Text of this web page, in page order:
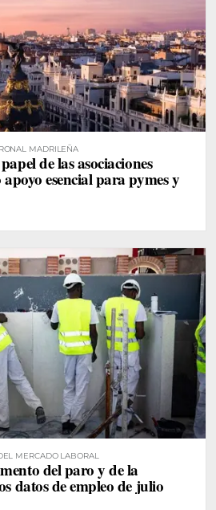
MADRILEÑA
de las asociaciones
esencial para pymes y
MERCADO LABORAL
del paro y de la
datos de empleo de julio